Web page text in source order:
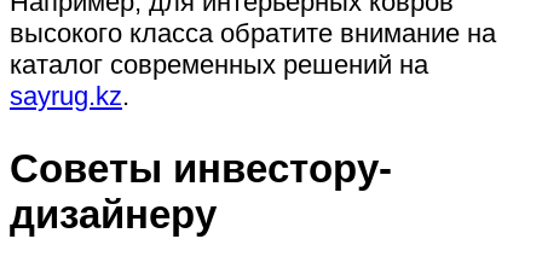
высокого класса обратите внимание на
каталог современных решений на
sayrug.kz.
Советы инвестору-
дизайнеру